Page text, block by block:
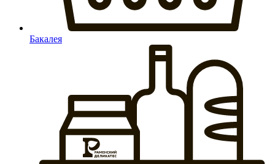
Бакалея